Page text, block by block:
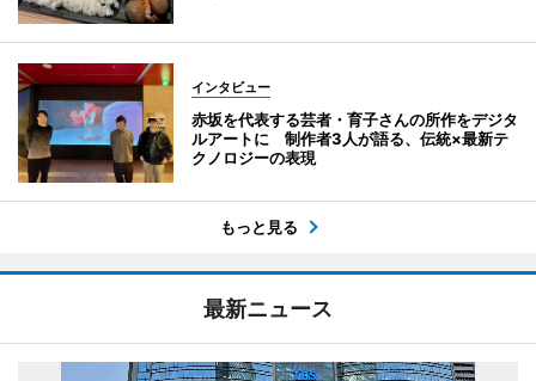
インタビュー
赤坂を代表する芸者・育子さんの所作をデジタ
ルアートに 制作者3人が語る、伝統×最新テ
クノロジーの表現
もっと見る
最新ニュース